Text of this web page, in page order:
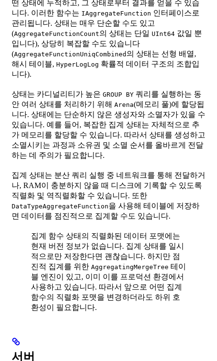
떤 상태에 누적하고, 그 상태로부터 결과를 얻을 수 있습
니다. 이러한 함수는 IAggregateFunction 인터페이스로
관리됩니다. 상태는 매우 단순할 수도 있고
(AggregateFunctionCount의 상태는 단일 UInt64 값일 뿐
입니다), 상당히 복잡할 수도 있습니다
(AggregateFunctionUniqCombined 의 상태는 선형 배열,
해시 테이블, HyperLogLog 확률적 데이터 구조의 조합입
니다).
상태는 카디널리티가 높은 GROUP BY 쿼리를 실행하는 동
안 여러 상태를 처리하기 위해 Arena(메모리 풀)에 할당됩
니다. 상태에는 단순하지 않은 생성자와 소멸자가 있을 수
있습니다. 예를 들어, 복잡한 집계 상태는 자체적으로 추
가 메모리를 할당할 수 있습니다. 따라서 상태를 생성하고
소멸시키는 과정과 소유권 및 소멸 순서를 올바르게 전달
하는 데 주의가 필요합니다.
집계 상태는 분산 쿼리 실행 중 네트워크를 통해 전달하거
나, RAM이 충분하지 않을 때 디스크에 기록할 수 있도록
직렬화 및 역직렬화할 수 있습니다. 또한
DataTypeAggregateFunction을 사용해 테이블에 저장하
면 데이터를 점진적으로 집계할 수도 있습니다.
집계 함수 상태의 직렬화된 데이터 포맷에는
현재 버전 정보가 없습니다. 집계 상태를 일시
적으로만 저장한다면 괜찮습니다. 하지만 점
진적 집계를 위한 AggregatingMergeTree 테이
블 엔진이 있고, 이미 이를 프로덕션 환경에서
사용하고 있습니다. 따라서 앞으로 어떤 집계
함수의 직렬화 포맷을 변경하더라도 하위 호
환성이 필요합니다.
서버